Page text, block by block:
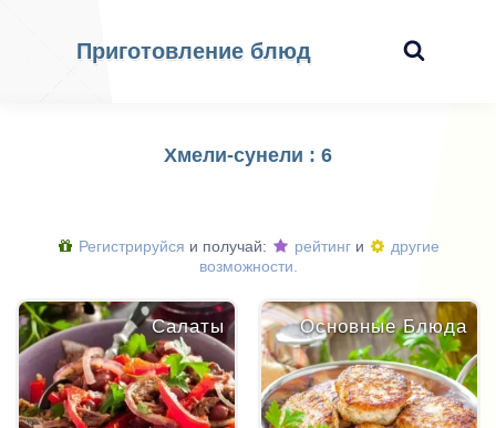
Приготовление блюд
Хмели-сунели : 6
Регистрируйся и получай: рейтинг и
другие
возможности.
Салаты Основные Блюда